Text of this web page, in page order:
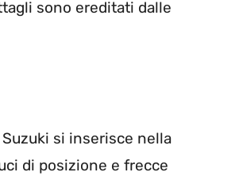
sono ereditati dalle
si inserisce nella
di posizione e frecce